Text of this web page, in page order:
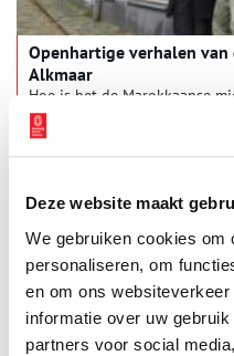
Deze website maakt
We gebruiken cookies om
personaliseren, om
en om ons
informatie over uw
partners voor social
Openhartige verhalen
Alkmaar
Hoe is het de Marokkaanse
vergaan die begin jaren
Bol was er benieuwd naar en
eerste, tweede als derde